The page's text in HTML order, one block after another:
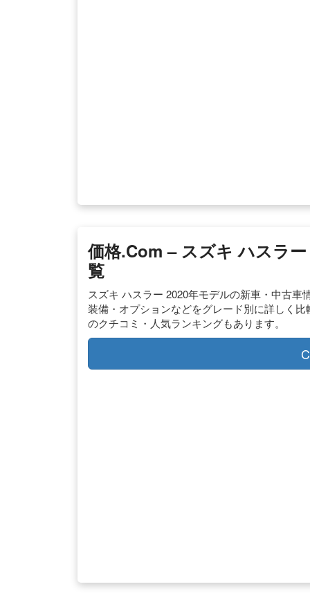
価格.com – スズキ ハスラ
覧
スズキ ハスラー 2020年モデルの新車・中古
装備・オプションなどをグレード別に詳しく
のクチコミ・人気ランキングもあります。